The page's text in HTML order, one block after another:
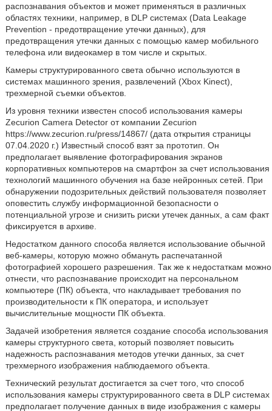
распознавания объектов и может применяться в различных
областях техники, например, в DLP системах (Data Leakage
Prevention - предотвращение утечки данных), для
предотвращения утечки данных с помощью камер мобильного
телефона или видеокамер в том числе и скрытых.
Камеры структурированного света обычно используются в
системах машинного зрения, развлечений (Xbox Kinect),
трехмерной съемки объектов.
Из уровня техники известен способ использования камеры
Zecurion Camera Detector от компании Zecurion
https://www.zecurion.ru/press/14867/ (дата открытия страницы
07.04.2020 г.) Известный способ взят за прототип. Он
предполагает выявление фотографирования экранов
корпоративных компьютеров на смартфон за счет использования
технологий машинного обучения на базе нейронных сетей. При
обнаружении подозрительных действий пользователя позволяет
оповестить службу информационной безопасности о
потенциальной угрозе и снизить риски утечек данных, а сам факт
фиксируется в архиве.
Недостатком данного способа является использование обычной
веб-камеры, которую можно обмануть распечатанной
фотографией хорошего разрешения. Так же к недостаткам можно
отнести, что распознавание происходит на персональном
компьютере (ПК) объекта, что накладывает требования по
производительности к ПК оператора, и использует
вычислительные мощности ПК объекта.
Задачей изобретения является создание способа использования
камеры структурного света, который позволяет повысить
надежность распознавания методов утечки данных, за счет
трехмерного изображения наблюдаемого объекта.
Технический результат достигается за счет того, что способ
использования камеры структурированного света в DLP системах
предполагает получение данных в виде изображения с камеры